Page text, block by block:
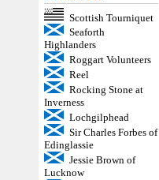
Scottish Tourniquet
Seaforth
Highlanders
Roggart Volunteers
Reel
Rocking Stone at
Inverness
Lochgilphead
Sir Charles Forbes of
Edinglassie
Jessie Brown of
Lucknow